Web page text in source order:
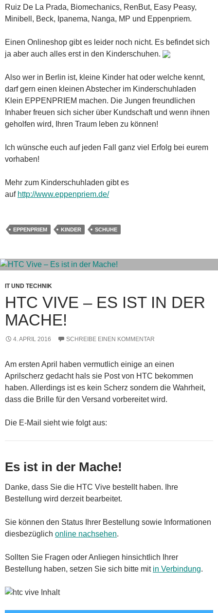
Ruiz De La Prada, Biomechanics, RenBut, Easy Peasy,
Minibell, Beck, Ipanema, Nanga, MP und Eppenpriem.
Einen Onlineshop gibt es leider noch nicht. Es befindet sich
ja aber auch alles erst in den Kinderschuhen.
Also wer in Berlin ist, kleine Kinder hat oder welche kennt,
darf gern einen kleinen Abstecher im Kinderschuhladen
Klein EPPENPRIEM machen. Die Jungen freundlichen
Inhaber freuen sich sicher über Kundschaft und wenn ihnen
geholfen wird, Ihren Traum leben zu können!
Ich wünsche euch auf jeden Fall ganz viel Erfolg bei eurem
vorhaben!
Mehr zum Kinderschuhladen gibt es
auf http://www.eppenpriem.de/
EPPENPRIEM KINDER SCHUHE
IT UND TECHNIK
HTC VIVE – ES IST IN DER
MACHE!
4. APRIL 2016 SCHREIBE EINEN KOMMENTAR
Am ersten April haben vermutlich einige an einen
Aprilscherz gedacht hals sie Post von HTC bekommen
haben. Allerdings ist es kein Scherz sondern die Wahrheit,
dass die Brille für den Versand vorbereitet wird.
Die E-Mail sieht wie folgt aus:
Es ist in der Mache!
Danke, dass Sie die HTC Vive bestellt haben. Ihre
Bestellung wird derzeit bearbeitet.
Sie können den Status Ihrer Bestellung sowie Informationen
diesbezüglich online nachsehen.
Sollten Sie Fragen oder Anliegen hinsichtlich Ihrer
Bestellung haben, setzen Sie sich bitte mit in Verbindung.